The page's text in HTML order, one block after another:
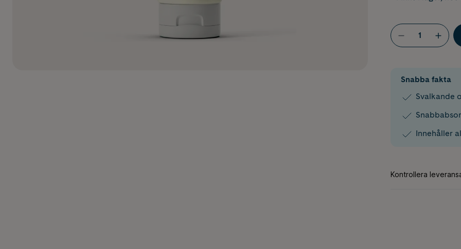
Snabba fakta
Svalkande
Innehåller